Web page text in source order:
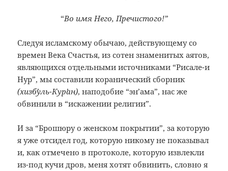
“Во имя Него, Пречистого!”
Следуя исламскому обычаю, действующему со
времен Века Счастья, из сотен знаменитых аятов,
являющихся отдельными источниками “Рисале-и
Нур”, мы составили коранический сборник
(хизбʼуль-Курʼан), наподобие “эн’ама”, нас же
обвинили в “искажении религии”.
И за “Брошюру о женском покрытии”, за которую
я уже отсидел год, которую никому не показывал
и, как отмечено в протоколе, которую извлекли
из-под кучи дров, меня хотят обвинить, словно я